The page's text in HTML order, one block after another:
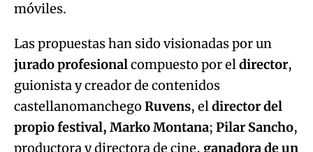
móviles.
Las propuestas han sido visionadas por un
jurado profesionalcompuesto por eldirector,
guionista y creador de contenidos
castellanomanchego Ruvens, eldirector del
propio festival, Marko Montana; Pilar Sancho,
productora y directora de cine, ganadora de un